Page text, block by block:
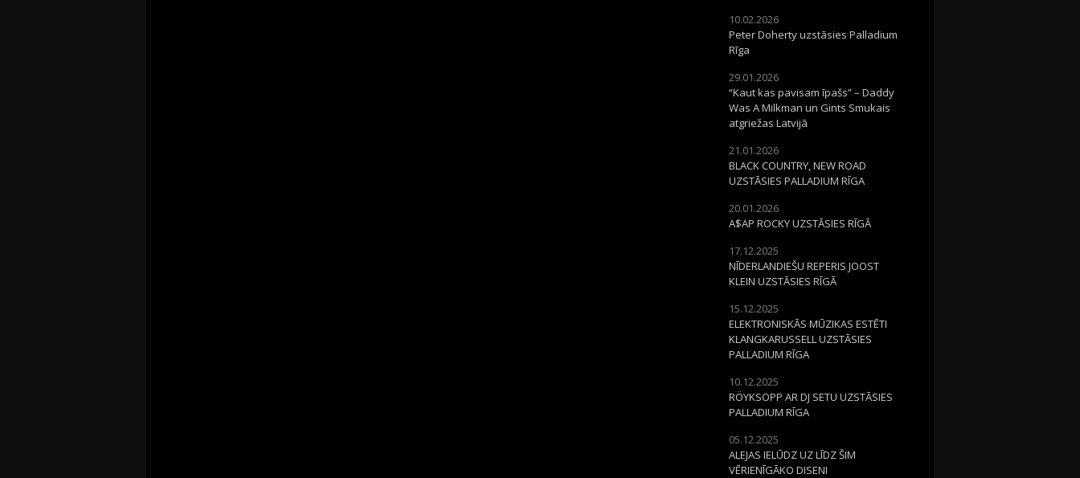
10.02.2026
Peter Doherty uzstāsies Palladium
Rīga
29.01.2026
“Kaut kas pavisam īpašs” – Daddy
Was A Milkman un Gints Smukais
atgriežas Latvijā
21.01.2026
BLACK COUNTRY, NEW ROAD
UZSTĀSIES PALLADIUM RĪGA
20.01.2026
A$AP ROCKY UZSTĀSIES RĪGĀ
17.12.2025
NĪDERLANDIEŠU REPERIS JOOST
KLEIN UZSTĀSIES RĪGĀ
15.12.2025
ELEKTRONISKĀS MŪZIKAS ESTĒTI
KLANGKARUSSELL UZSTĀSIES
PALLADIUM RĪGA
10.12.2025
RÖYKSOPP AR DJ SETU UZSTĀSIES
PALLADIUM RĪGA
05.12.2025
ALEJAS IELŪDZ UZ LĪDZ ŠIM
VĒRIENĪGĀKO DISENI